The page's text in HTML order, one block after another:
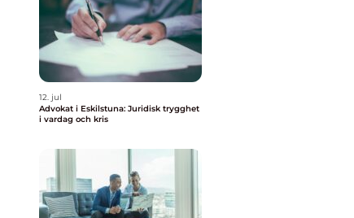
12. jul
Advokat i Eskilstuna: Juridisk trygghet
i vardag och kris